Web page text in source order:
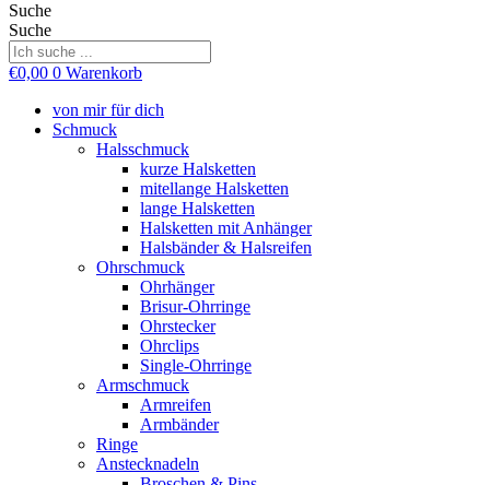
Suche
Suche
€0,00 0 Warenkorb
von mir für dich
Schmuck
Halsschmuck
kurze Halsketten
mitellange Halsketten
lange Halsketten
Halsketten mit Anhänger
Halsbänder & Halsreifen
Ohrschmuck
Ohrhänger
Brisur-Ohrringe
Ohrstecker
Ohrclips
Single-Ohrringe
Armschmuck
Armreifen
Armbänder
Ringe
Anstecknadeln